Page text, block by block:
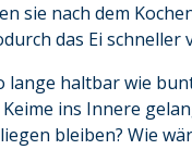
sie nach dem
das Ei schneller
haltbar wie
ins Innere
bleiben? Wie